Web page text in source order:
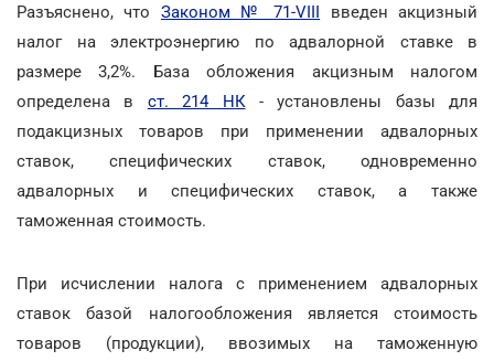
Разъяснено, что Законом № 71-VIII введен акцизный
налог на электроэнергию по адвалорной ставке в
размере 3,2%. База обложения акцизным налогом
определена в ст. 214 НК- установлены базы для
подакцизных товаров при применении адвалорных
ставок, специфических ставок, одновременно
адвалорных и специфических ставок, а также
таможенная стоимость.
При исчислении налога с применением адвалорных
ставок базой налогообложения является стоимость
товаров (продукции), ввозимых на таможенную